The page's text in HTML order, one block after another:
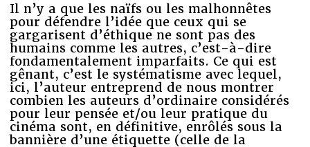
Il n’y a que les naïfs ou les malhonnêtes
pour défendre l’idée que ceux qui se
gargarisent d’éthique ne sont pas des
humains comme les autres, c’est-à-dire
fondamentalement imparfaits. Ce qui est
gênant, c’est le systématisme avec lequel,
ici, l’auteur entreprend de nous montrer
combien les auteurs d’ordinaire considérés
pour leur pensée et/ou leur pratique du
cinéma sont, en définitive, enrôlés sous la
bannière d’une étiquette (celle de la